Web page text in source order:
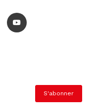
S'abonner